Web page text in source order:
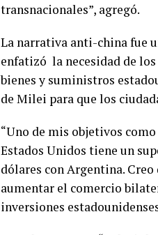
transnacionales”, agregó.
La narrativa anti-china fue
enfatizó la necesidad de
bienes y suministros
de Milei para que los
“Uno de mis objetivos
Estados Unidos tiene un
dólares con Argentina.
aumentar el comercio
inversiones